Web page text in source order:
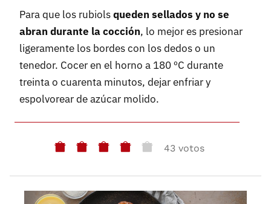
Para que los rubiolsqueden sellados y no se
abran durante la cocción, lo mejor es presionar
ligeramente los bordes con los dedos o un
tenedor. Cocer en el horno a 180 ºC durante
treinta o cuarenta minutos, dejar enfriar y
espolvorear de azúcar molido.
43 votos